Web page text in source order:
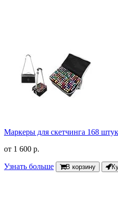
Маркеры для скетчинга 168 штук
от 1 600 р.
Узнать больше В корзину